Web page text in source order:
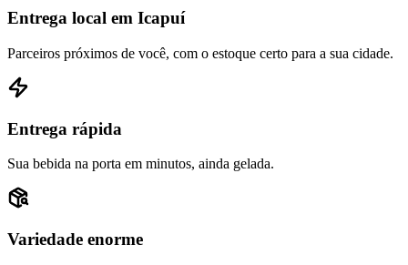
Entrega local em Icapuí
Parceiros próximos de você, com o estoque certo para a sua cidade.
Entrega rápida
Sua bebida na porta em minutos, ainda gelada.
Variedade enorme